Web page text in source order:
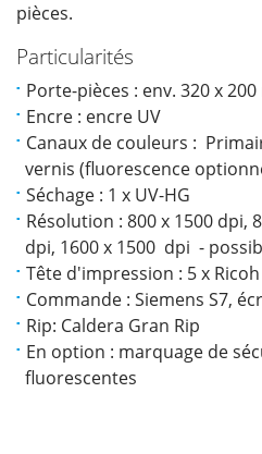
pièces.
Particularités
Porte-pièces : env. 320 x
Encre : encre UV
Canaux de couleurs :
vernis (fluorescence
Séchage : 1 x UV-HG
Résolution : 800 x 1500 dpi,
dpi, 1600 x 1500 dpi -
Tête d'impression : 5 x
Commande : Siemens S7,
Rip: Caldera Gran Rip
En option : marquage de
fluorescentes